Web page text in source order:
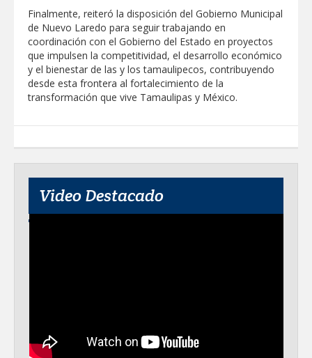
Finalmente, reiteró la disposición del Gobierno Municipal
de Nuevo Laredo para seguir trabajando en
coordinación con el Gobierno del Estado en proyectos
que impulsen la competitividad, el desarrollo económico
y el bienestar de las y los tamaulipecos, contribuyendo
desde esta frontera al fortalecimiento de la
transformación que vive Tamaulipas y México.
Video Destacado